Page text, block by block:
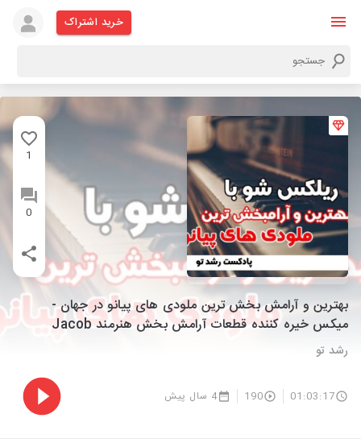
خرید اشتراک
1
0
بهترین و آرامش بخش ترین ملودی های پیانو در جهان -
میکس خیره کننده قطعات آرامش بخش هنرمند Jacob
Ladegaard
رشد تو
01:03:17
190 4 سال پیش